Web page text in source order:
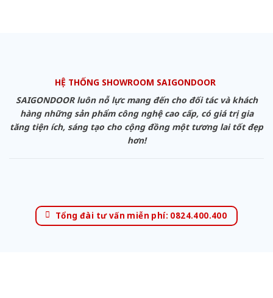
HỆ THỐNG SHOWROOM SAIGONDOOR
SAIGONDOOR luôn nỗ lực mang đến cho đối tác và khách
hàng những sản phẩm công nghệ cao cấp, có giá trị gia
tăng tiện ích, sáng tạo cho cộng đồng một tương lai tốt đẹp
hơn!
Tổng đài tư vấn miễn phí: 0824.400.400